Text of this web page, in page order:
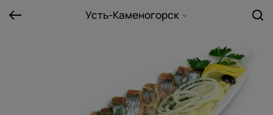
Усть-Каменогорск